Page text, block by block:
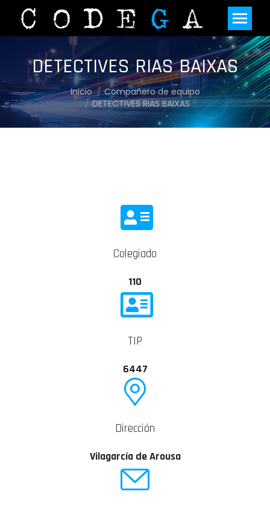
DETECTIVES RIAS BAIXAS
Estás aquí: Inicio
Compañero de equipo
DETECTIVES RIAS BAIXAS
Colegiado
110
TIP
6447
Dirección
Vilagarcía de Arousa